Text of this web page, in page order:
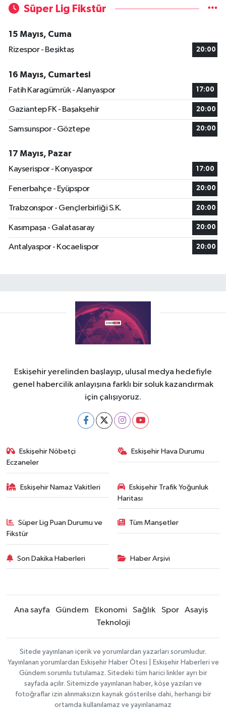
Süper Lig Fikstür
15 Mayıs, Cuma
Rizespor - Beşiktaş
20:00
16 Mayıs, Cumartesi
Fatih Karagümrük - Alanyaspor
17:00
Gaziantep FK - Başakşehir 20:00
Samsunspor - Göztepe 20:00
17 Mayıs, Pazar
Kayserispor - Konyaspor
17:00
Fenerbahçe - Eyüpspor 20:00
Trabzonspor - Gençlerbirliği S.K. 20:00
Kasımpaşa - Galatasaray 20:00
Antalyaspor - Kocaelispor 20:00
Eskişehir yerelinden başlayıp, ulusal medya hedefiyle
genel habercilik anlayışına farklı bir soluk kazandırmak
için çalışıyoruz.
Eskişehir Nöbetçi
Eczaneler
Eskişehir Hava Durumu
Eskişehir Namaz Vakitleri
Eskişehir Trafik Yoğunluk
Haritası
Süper Lig Puan Durumu ve
Fikstür
Tüm Manşetler
Son Dakika Haberleri Haber Arşivi
Ana sayfa Gündem Ekonomi Sağlık Spor
Asayiş
Teknoloji
Sitede yayınlanan içerik ve yorumlardan yazarları sorumludur.
Yayınlanan yorumlardan Eskişehir Haber Ötesi | Eskişehir Haberleri ve
Gündem sorumlu tutulamaz. Sitedeki tüm harici linkler ayrı bir
sayfada açılır. Sitemizde yayınlanan haber, köşe yazıları ve
fotoğraflar izin alınmaksızın kaynak gösterilse dahi, herhangi bir
ortamda kullanılamaz ve yayınlanamaz